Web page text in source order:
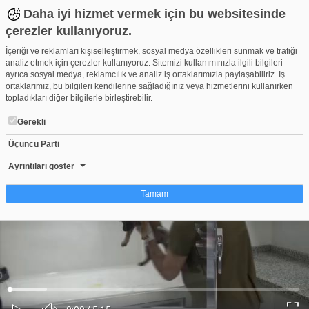
Daha iyi hizmet vermek için bu websitesinde
çerezler kullanıyoruz.
İçeriği ve reklamları kişiselleştirmek, sosyal medya özellikleri sunmak ve trafiği
analiz etmek için çerezler kullanıyoruz. Sitemizi kullanımınızla ilgili bilgileri
ayrıca sosyal medya, reklamcılık ve analiz iş ortaklarımızla paylaşabiliriz. İş
ortaklarımız, bu bilgileri kendilerine sağladığınız veya hizmetlerini kullanırken
topladıkları diğer bilgilerle birleştirebilir.
Gerekli
Üçüncü Parti
Ayrıntıları göster
Tamam
Çerezler, web-sitelerinin, kullanıcıların deneyimlerini daha verimli hale getirmek
amacıyla kullandığı küçük metin dosyalarıdır. Yasalara göre, bu sitenin
işletilmesi için kesinlikle gerekli olan çerezleri cihazınıza yerleştirebiliyoruz.
Diğer çerez türleri için sizden izin almamız gerekiyor. Bu site farklı çerez türleri
kullanmaktadır. Bazı çerezler, sayfalarımızda yer alan üçüncü şahıs hizmetleri
tarafından yerleştirilir. İzniniz şu alanlar için geçerlidir: web.tv
Ses
Yüklendi
Yükleniyor:
TSK'nın komando köpekleri Mehmetçik'le yan yana vatanı